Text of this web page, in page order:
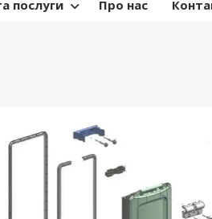
послуги Про нас